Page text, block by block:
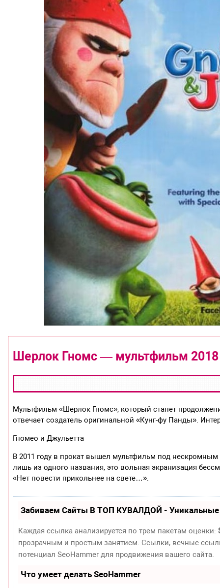
Шерлок Гномс — мультфильм 2018
Мультфильм «Шерлок Гномс», который станет
отвечает создатель оригинальной «Кунг-фу Панды».
Гномео и Джульетта
В 2011 году в прокат вышел мультфильм под
лишь из одного названия, это вольная экранизация
«Нет повести прикольнее на свете…».
Забиваем Сайты В ТОП КУВАЛДОЙ - Уникальные
Каждая ссылка анализируется по трем пакетам оценки:
прозрачным и простым занятием. Ссылки, вечные
потенциал SeoHammer для продвижения вашего сайта.
Что умеет делать SeoHammer